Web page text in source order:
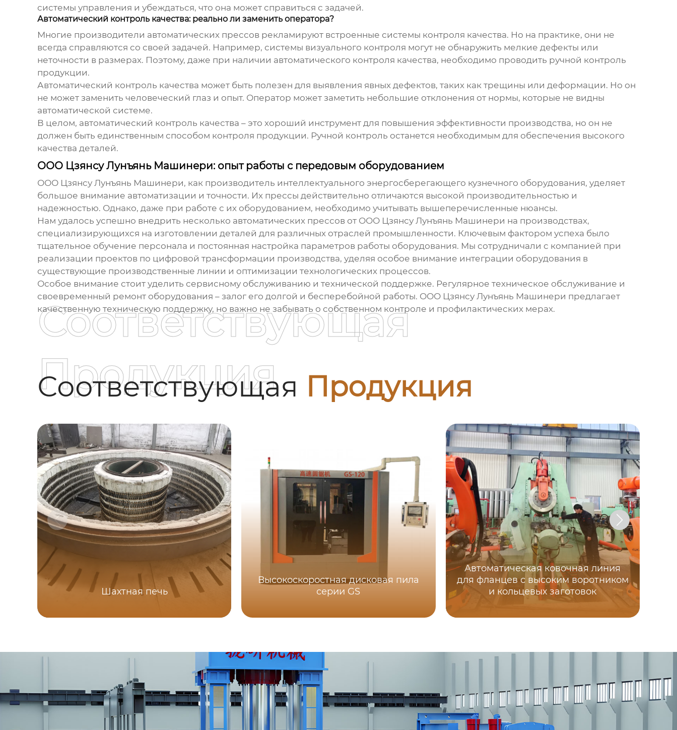
системы управления и убеждаться, что она может справиться с задачей.
Автоматический контроль качества: реально ли заменить оператора?
Многие производители автоматических прессоврекламируют встроенные системы контроля качества. Но на практике, они не
всегда справляются со своей задачей. Например, системы визуального контроля могут не обнаружить мелкие дефекты или
неточности в размерах. Поэтому, даже при наличии автоматического контроля качества, необходимо проводить ручной контроль
продукции.
Автоматический контроль качества может быть полезен для выявления явных дефектов, таких как трещины или деформации. Но он
не может заменить человеческий глаз и опыт. Оператор может заметить небольшие отклонения от нормы, которые не видны
автоматической системе.
В целом, автоматический контроль качества – это хороший инструмент для повышения эффективности производства, но он не
должен быть единственным способом контроля продукции. Ручной контроль останется необходимым для обеспечения высокого
качества деталей.
ООО Цзянсу Лунъянь Машинери: опыт работы с передовым оборудованием
ООО Цзянсу Лунъянь Машинери, как производитель интеллектуального энергосберегающего кузнечного оборудования, уделяет
большое внимание автоматизации и точности. Их прессы действительно отличаются высокой производительностью и
надежностью. Однако, даже при работе с их оборудованием, необходимо учитывать вышеперечисленные нюансы.
Нам удалось успешно внедрить несколько автоматических прессов от ООО Цзянсу Лунъянь Машинери на производствах,
специализирующихся на изготовлении деталей для различных отраслей промышленности. Ключевым фактором успеха было
тщательное обучение персонала и постоянная настройка параметров работы оборудования. Мы сотрудничали с компанией при
реализации проектов по цифровой трансформации производства, уделяя особое внимание интеграции оборудования в
существующие производственные линии и оптимизации технологических процессов.
Особое внимание стоит уделить сервисному обслуживанию и технической поддержке. Регулярное техническое обслуживание и
своевременный ремонт оборудования – залог его долгой и бесперебойной работы. ООО Цзянсу Лунъянь Машинери предлагает
качественную техническую поддержку, но важно не забывать о собственном контроле и профилактических мерах.
Соответствующая Продукция
Соответствующая
Продукция
Шахтная печь
Высокоскоростная дисковая пила
серии GS
Автоматическая ковочная линия
для фланцев с высоким воротником
и кольцевых заготовок